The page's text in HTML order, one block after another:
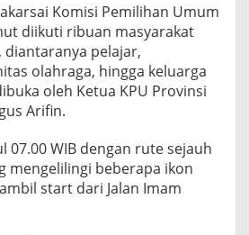
Komisi Pemilihan Umum
diikuti ribuan masyarakat
diantaranya pelajar,
olahraga, hingga keluarga
oleh Ketua KPU Provinsi
Arifin.
07.00 WIB dengan rute sejauh
mengelilingi beberapa ikon
start dari Jalan Imam